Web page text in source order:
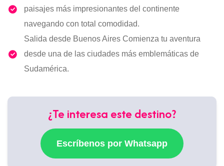
paisajes más impresionantes del continente
navegando con total comodidad.
Salida desde Buenos Aires Comienza tu aventura
desde una de las ciudades más emblemáticas de
Sudamérica.
¿Te interesa este destino?
Escríbenos por Whatsapp